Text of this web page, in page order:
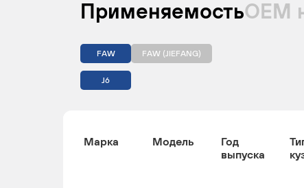
ПрименяемостьОЕМ
FAW FAW (JIEFANG)
J6
Марка Модель
Год
выпуска